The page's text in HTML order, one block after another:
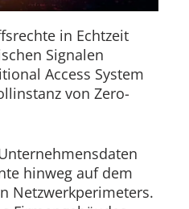
in Echtzeit
Signalen
Access System
von Zero-
hinweg auf dem
Netzwerkperimeters.